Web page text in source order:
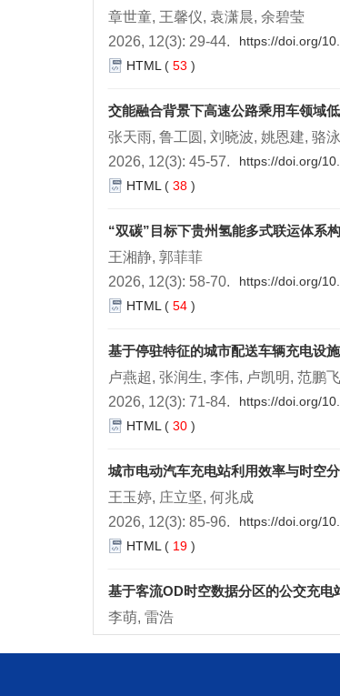
章世童, 王馨仪, 袁潇晨, 余碧莹
2026, 12(3): 29-44.
https://doi.org/
HTML ( 53 )
交能融合背景下高速公路乘用车领域
张天雨, 鲁工圆, 刘晓波, 姚恩建, 骆
2026, 12(3): 45-57.
https://doi.org/
HTML ( 38 )
“双碳”目标下贵州氢能多式联运体系
王湘静, 郭菲菲
2026, 12(3): 58-70.
https://doi.org/
HTML ( 54 )
基于停驻特征的城市配送车辆充电设
卢燕超, 张润生, 李伟, 卢凯明, 范鹏
2026, 12(3): 71-84.
https://doi.org/
HTML ( 30 )
城市电动汽车充电站利用效率与时空
王玉婷, 庄立坚, 何兆成
2026, 12(3): 85-96.
https://doi.org/
HTML ( 19 )
基于客流OD时空数据分区的公交充电
李萌, 雷浩